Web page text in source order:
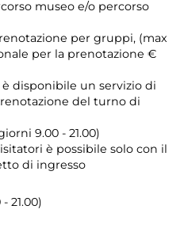
museo e/o percorso
per gruppi, (max
per la prenotazione €
disponibile un servizio di
del turno di
9.00 - 21.00)
è possibile solo con il
di ingresso
21.00)